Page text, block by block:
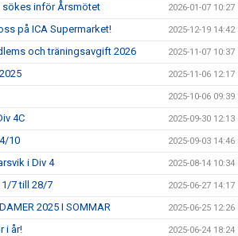
sökes inför Årsmötet 2026-01-07 10:27
på ICA Supermarket! 2025-12-19 14:42
och träningsavgift 2026 2025-11-07 10:37
2025-11-06 12:17
2025-10-06 09:39
4C 2025-09-30 12:13
10 2025-09-03 14:46
i Div 4 2025-08-14 10:34
7 till 28/7 2025-06-27 14:17
2025 I SOMMAR 2025-06-25 12:26
i år! 2025-06-24 18:24